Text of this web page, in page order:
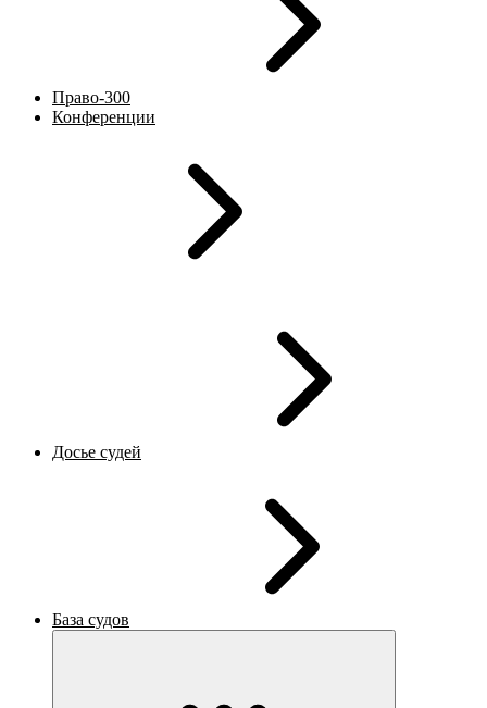
Право-300
Конференции
Досье судей
База судов